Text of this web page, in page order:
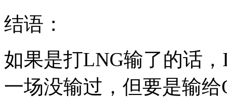
结语：
如果是打LNG输了的话
一场没输过，但要是输